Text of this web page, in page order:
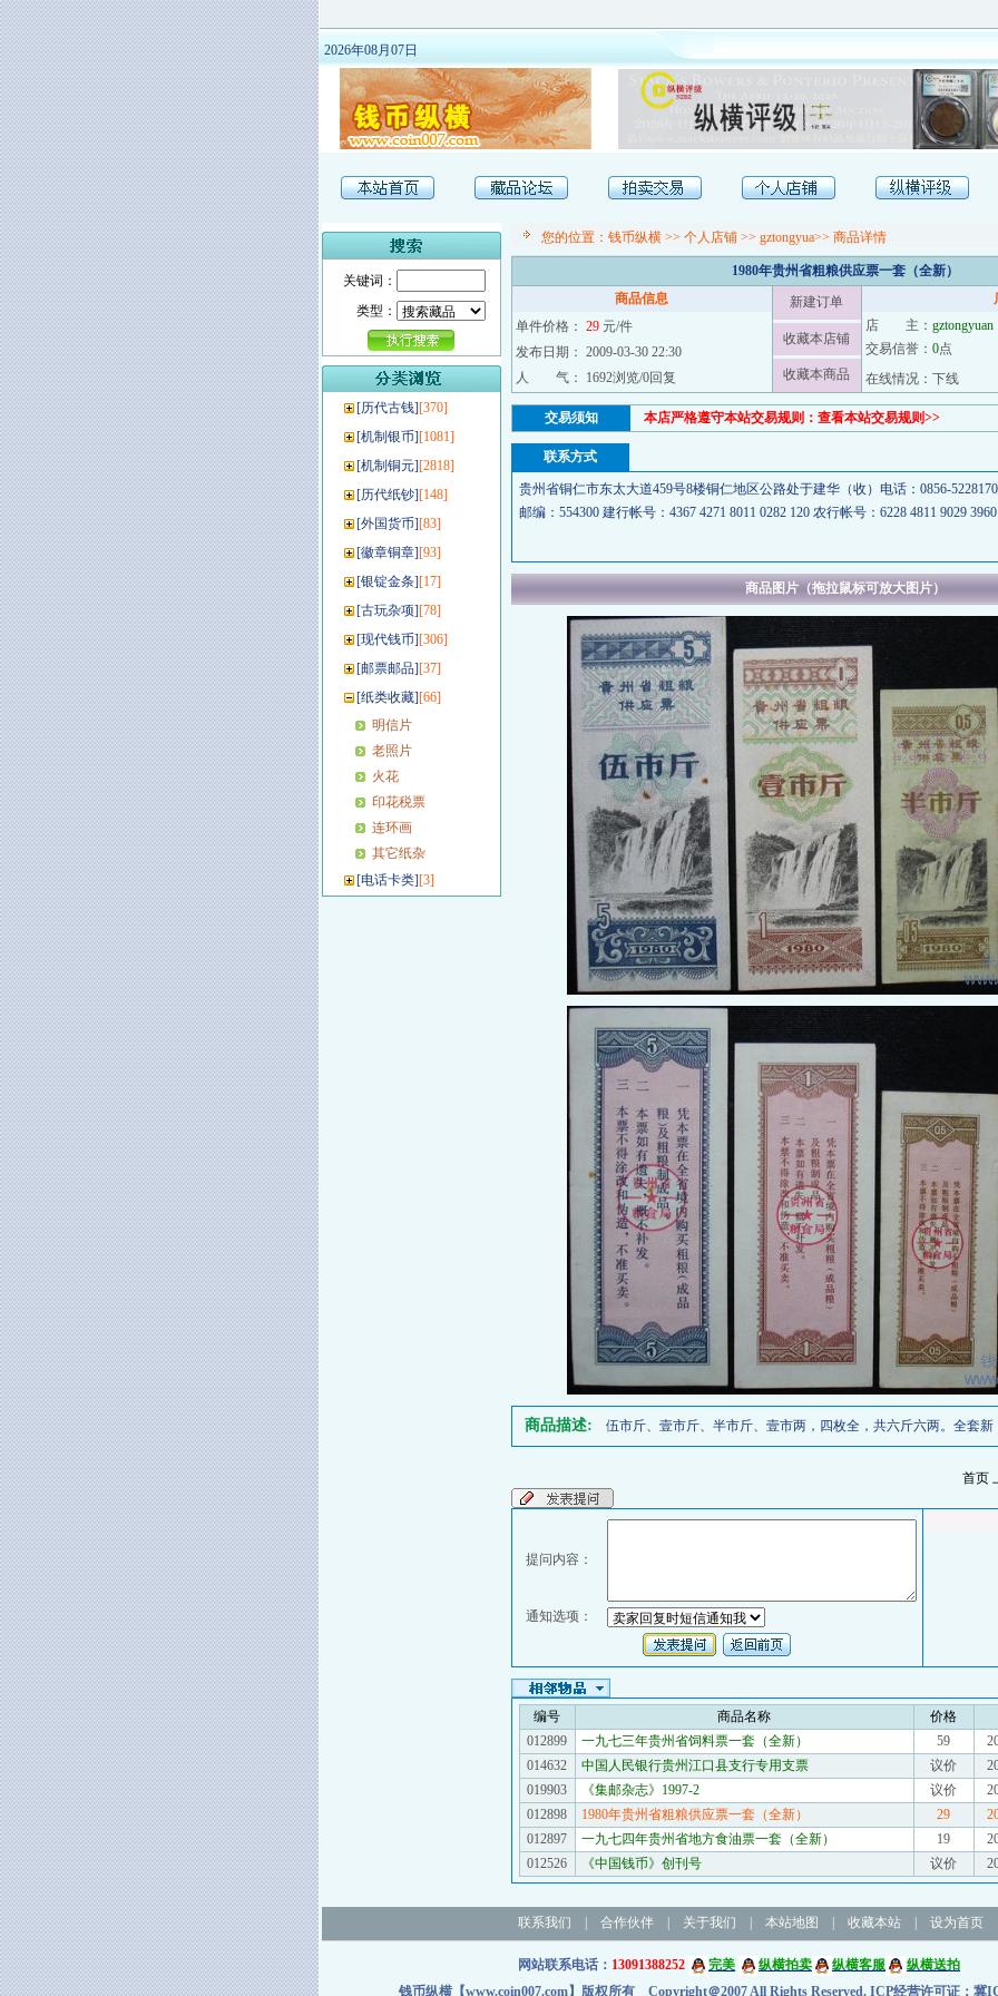
2026年08月07日
关键词：
类型：
[历代古钱][370]
[机制银币][1081]
[机制铜元][2818]
[历代纸钞][148]
[外国货币][83]
[徽章铜章][93]
[银锭金条][17]
[古玩杂项][78]
[现代钱币][306]
[邮票邮品][37]
[纸类收藏][66]
明信片
老照片
火花
印花税票
连环画
其它纸杂
[电话卡类][3]
您的位置： 钱币纵横 >> 个人店铺 >> gztongyua>> 商品详情
1980年贵州省粗粮供应票一套（全新）
商品信息
单件价格： 29 元/件
发布日期： 2009-03-30 22:30
人 气： 1692浏览/0回复
新建订单
收藏本店铺
收藏本商品
店 主： gztongyuan
交易信誉： 0点
在线情况：下线
交易须知 本店严格遵守本站交易规则： 查看本站交易规则>>
联系方式
贵州省铜仁市东太大道459号8楼铜仁地区公路处于建华（收）电话：0856-5228170
邮编：554300 建行帐号：4367 4271 8011 0282 120 农行帐号：6228 4811 9029
商品图片（拖拉鼠标可放大图片）
商品描述: 伍市斤、壹市斤、半市斤、壹市两，四枚全，共六斤六两。全套新
首页
提问内容：
通知选项：
编号 商品名称
价格
012899
一九七三年贵州省饲料票一套（全新） 59
014632
中国人民银行贵州江口县支行专用支票 议价
019903
《集邮杂志》1997-2 议价
012898
1980年贵州省粗粮供应票一套（全新） 29
012897
一九七四年贵州省地方食油票一套（全新） 19
012526
《中国钱币》创刊号 议价
联系我们 合作伙伴| 关于我们 本站地图 收藏本站| 设为首页
网站联系电话： 13091388252 完美 纵横拍卖 纵横客服
纵横送拍
钱币纵横【www.coin007.com】版权所有 Copyright＠2007 All Rights Reserved. ICP经营许可证： 冀